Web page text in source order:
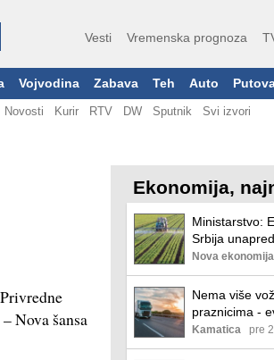
Vesti Vremenska prognoza
Vojvodina Zabava Teh Auto
Novosti Kurir RTV DW Sputnik Svi izvori
Nova šansa
Ekonomija,
Ministarstvo:
Srbija
biljnog porekla
Nova ekonomija
Nema više
praznicima -
moraju da
inače vas
Kamatica pre